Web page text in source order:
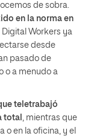
de sobra.
en la norma en
Digital Workers ya
desde
pasado de
o a menudo a
teletrabajó
total
, mientras que
o en la oficina, y el